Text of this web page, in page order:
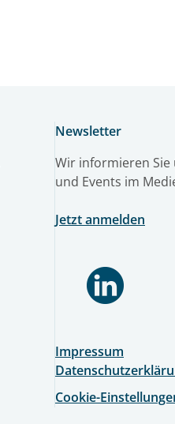
Newsletter
Wir informieren
und Events im
Jetzt anmelden
Impressum
Cookie-